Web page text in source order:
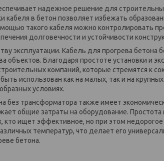
надежное решение для
кабеля в бетон позволяет избежать
такого кабеля можно контролировать
долговечности и устойчивости
эксплуатации. Кабель для прогрева бетона
Благодаря простоте установки и
компаний, которые стремятся к
использован как на малых, так и на
условиях.
без трансформатора также имеет
общие затраты на оборудование.
ищет эффективное, но при этом
температур, что делает его
бетона.